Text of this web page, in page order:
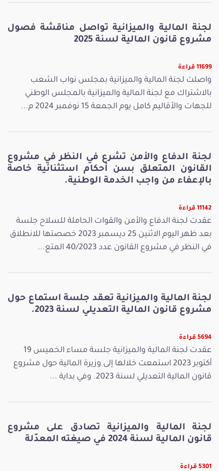
لجنة المالية والميزانية تواصل مناقشة فصول
مشروع قانون المالية لسنة 2025
11699 قراءة
واصلت لجنة المالية والميزانية بمجلس نواب الشعب
بالاشتراك مع لجنة المالية والميزانية بالمجلس الوطني
للجهات والأقاليم كامل يوم الجمعة 15 نوفمبر 2024 م...
لجنة الدفاع والأمن تشرع في النظر في مشروع
القانون المتعلق بسن أحكام استثنائية خاصة
بالإعفاء من واجب الخدمة الوطنية.
11142 قراءة
عقدت لجنة الدفاع والأمن والقوات الحاملة للسلاح جلسة
بعد ظهر اليوم الاثنين 25 ديسمبر 2023 خصصتها للانطلاق
في النظر في مشروع القانون عدد 40/2023 المتع...
لجنة المالية والميزانية تعقد جلسة استماع حول
مشروع قانون المالية التعديلي لسنة 2023.
5694 قراءة
عقدت لجنة المالية والميزانية جلسة مساء الخميس 19
أكتوبر 2023 استمعت خلالها إلى وزيرة المالية حول مشروع
قانون المالية التعديلي لسنة 2023. وفي بداية ...
لجنة المالية والميزانية تصادق على مشروع
قانون المالية لسنة 2024 في صيغته المعدّلة
5301 قراءة